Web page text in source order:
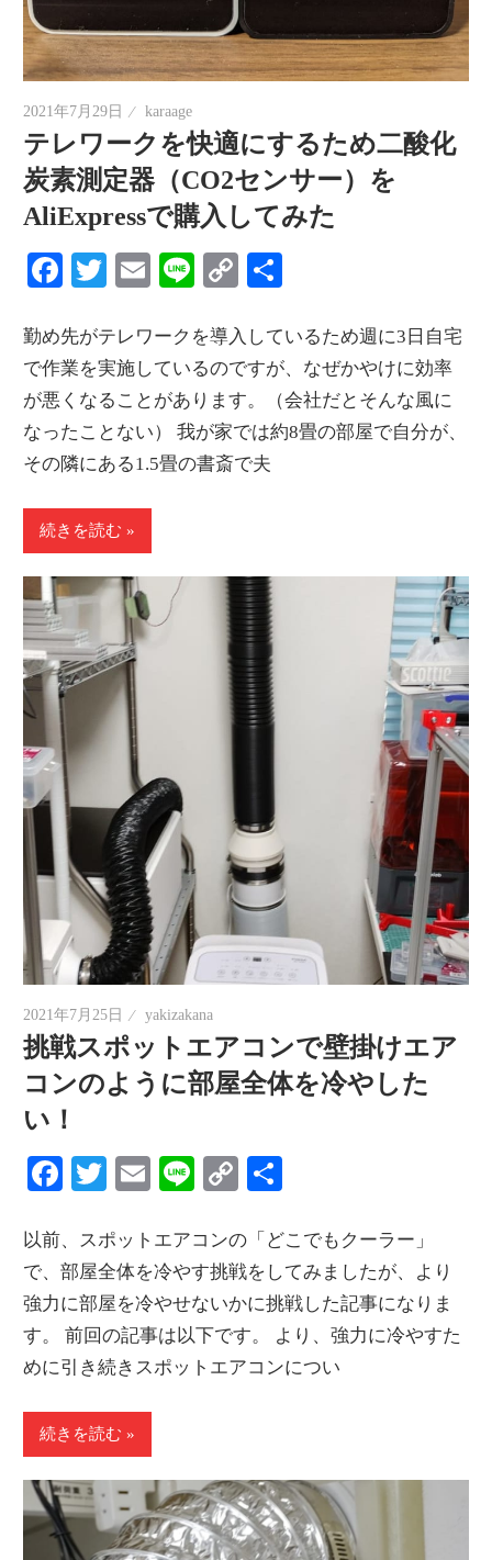
2021年7月29日 karaage
テレワークを快適にするため二酸化
炭素測定器（CO2センサー）を
AliExpressで購入してみた
Facebook
Twitter
EmailLineCopy
勤め先がテレワークを導入しているため週に3日自宅
で作業を実施しているのですが、なぜかやけに効率
が悪くなることがあります。（会社だとそんな風に
なったことない） 我が家では約8畳の部屋で自分が、
その隣にある1.5畳の書斎で夫
続きを読む
2021年7月25日 yakizakana
挑戦スポットエアコンで壁掛けエア
コンのように部屋全体を冷やした
い！
Facebook
Twitter
EmailLineCopy
以前、スポットエアコンの「どこでもクーラー」
で、部屋全体を冷やす挑戦をしてみましたが、より
強力に部屋を冷やせないかに挑戦した記事になりま
す。 前回の記事は以下です。 より、強力に冷やすた
めに引き続きスポットエアコンについ
続きを読む